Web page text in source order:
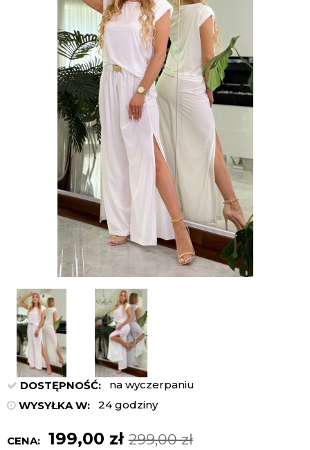
DOSTĘPNOŚĆ:
na wyczerpaniu
WYSYŁKA W:
24 godziny
CENA: 199,00 zł 299,00 zł